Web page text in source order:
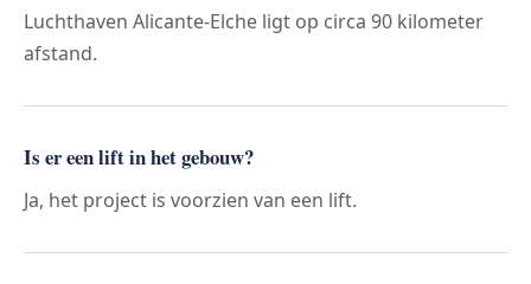
Luchthaven Alicante-Elche ligt op circa 90 kilometer
afstand.
Is er een lift in het gebouw?
Ja, het project is voorzien van een lift.